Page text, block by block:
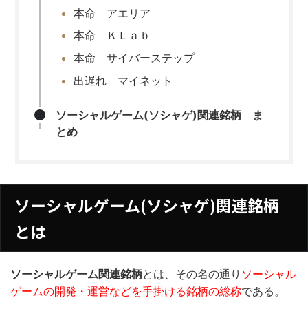
本命 アエリア
本命 ＫＬａｂ
本命 サイバーステップ
出遅れ マイネット
ソーシャルゲーム(ソシャゲ)関連銘柄 ま
とめ
ソーシャルゲーム(ソシャゲ)関連銘柄
とは
ソーシャルゲーム関連銘柄とは、その名の通り ソーシャル
ゲームの開発・運営などを手掛ける銘柄の総称である。